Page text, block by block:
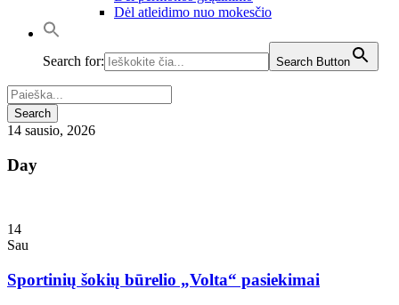
Dėl atleidimo nuo mokesčio
Search for: Search Button
14 sausio, 2026
Day
14
Sau
Sportinių šokių būrelio „Volta“ pasiekimai